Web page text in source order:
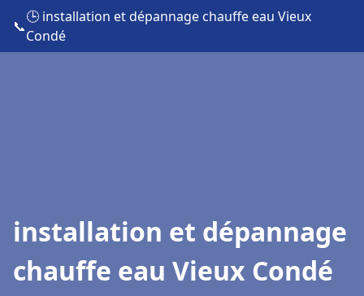
📞
🕒 installation et dépannage chauffe eau Vieux
Condé
installation et dépannage
chauffe eau Vieux Condé